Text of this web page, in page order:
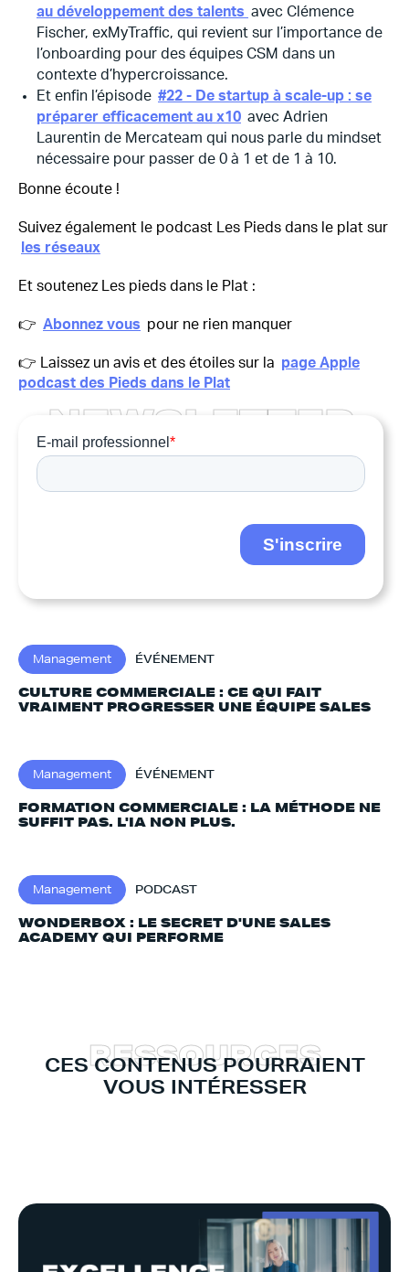
au développement des talents avec Clémence
Fischer, exMyTraffic, qui revient sur l’importance de
l’onboarding pour des équipes CSM dans un
contexte d’hypercroissance.
Et enfin l’épisode #22 - De startup à scale-up : se
préparer efficacement au x10 avec Adrien
Laurentin de Mercateam qui nous parle du mindset
nécessaire pour passer de 0 à 1 et de 1 à 10.
Bonne écoute !
Suivez également le podcast Les Pieds dans le plat sur
les réseaux
Et soutenez Les pieds dans le Plat :
👉 Abonnez vous pour ne rien manquer
👉 Laissez un avis et des étoiles sur la page Apple
podcast des Pieds dans le Plat
NEWSL ETTER
Management ÉVÉNEMENT
CULTURE COMMERCIALE : CE QUI FAIT
VRAIMENT PROGRESSER UNE ÉQUIPE SALES
Management ÉVÉNEMENT
FORMATION COMMERCIALE : LA MÉTHODE NE
SUFFIT PAS. L'IA NON PLUS.‍
Management PODCAST
WONDERBOX : LE SECRET D'UNE SALES
ACADEMY QUI PERFORME
CES CONTENUS POURRAIENT
VOUS INTÉRESSER
RESSOURCES